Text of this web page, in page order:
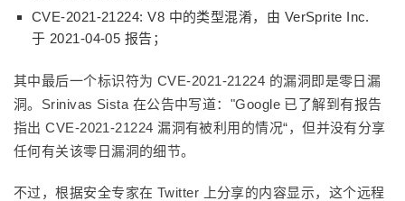
CVE-2021-21224: V8 中的类型混淆，由 VerSprite Inc.
于 2021-04-05 报告；
其中最后一个标识符为 CVE-2021-21224 的漏洞即是零日漏
洞。Srinivas Sista 在公告中写道："Google 已了解到有报告
指出 CVE-2021-21224 漏洞有被利用的情况“，但并没有分享
任何有关该零日漏洞的细节。
不过，根据安全专家在 Twitter 上分享的内容显示，这个远程